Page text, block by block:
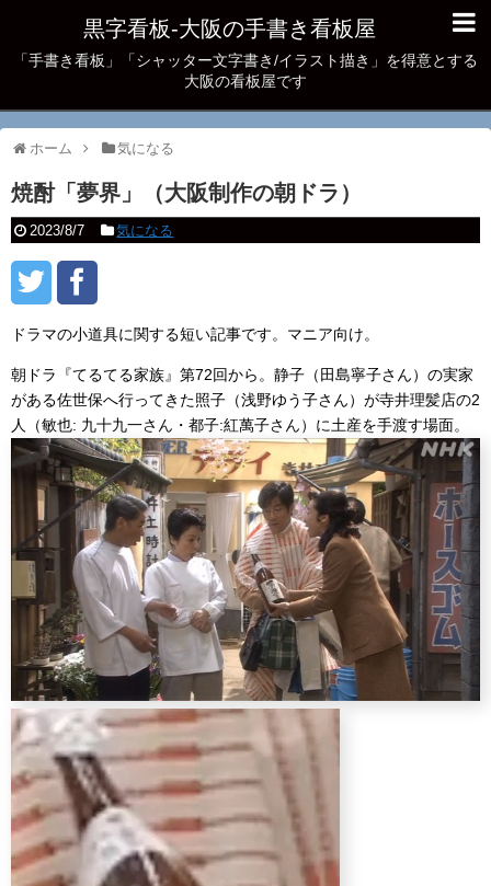
黒字看板‐大阪の手書き看板屋
「手書き看板」「シャッター文字書き/イラスト描き」を得意とする
大阪の看板屋です
ホーム 気になる
焼酎「夢界」（大阪制作の朝ドラ）
2023/8/7 気になる
ドラマの小道具に関する短い記事です。マニア向け。
朝ドラ『てるてる家族』第72回から。静子（田島寧子さん）の実家
がある佐世保へ行ってきた照子（浅野ゆう子さん）が寺井理髪店の2
人（敏也: 九十九一さん・都子:紅萬子さん）に土産を手渡す場面。